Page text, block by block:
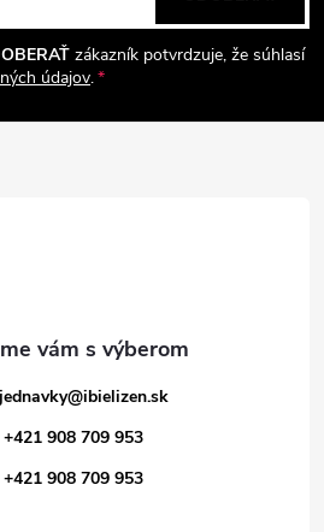
zákazník potvrdzuje, že súhlasí
údajov.
@ibielizen.sk
+421 908 709 953
+421 908 709 953